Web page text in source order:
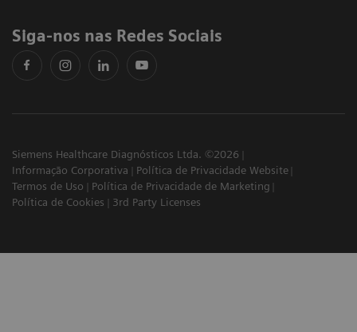
Siga-nos nas Redes Sociais
Siemens Healthcare Diagnósticos Ltda. ©2026
Informação Corporativa
Política de Privacidade Website
Termos de Uso
Política de Privacidade de Marketing
Política de Cookies
3rd Party Licenses